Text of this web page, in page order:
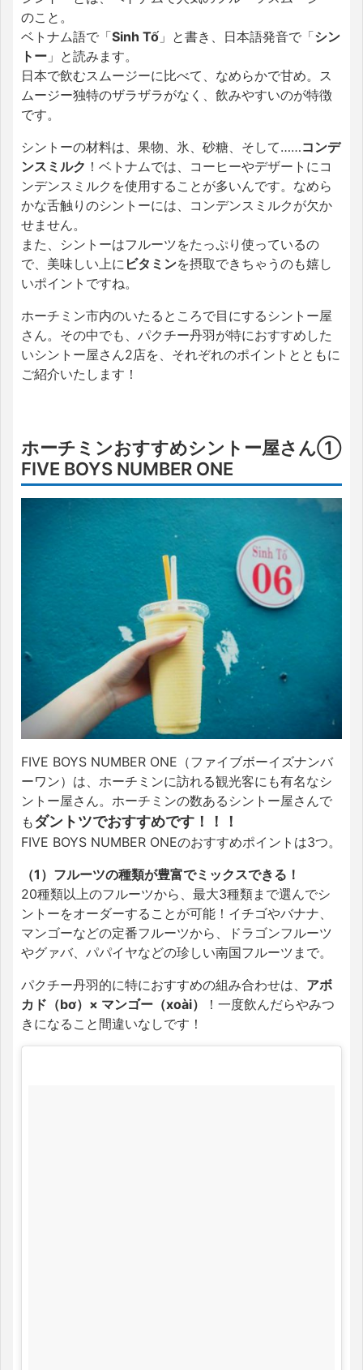
のこと。
ベトナム語で「Sinh Tố 」と書き、日本語発音で「シン
トー 」と読みます。
日本で飲むスムージーに比べて、なめらかで甘め。ス
ムージー独特のザラザラがなく、飲みやすいのが特徴
です。
シントーの材料は、果物、氷、砂糖、そして……コンデ
ンスミルク ！ベトナムでは、コーヒーやデザートにコ
ンデンスミルクを使用することが多いんです。なめら
かな舌触りのシントーには、コンデンスミルクが欠か
せません。
また、シントーはフルーツをたっぷり使っているの
で、美味しい上に ビタミンを摂取できちゃうのも嬉し
いポイントですね。
ホーチミン市内のいたるところで目にするシントー屋
さん。その中でも、パクチー丹羽が特におすすめした
いシントー屋さん2店を、それぞれのポイントとともに
ご紹介いたします！
ホーチミンおすすめシントー屋さん①
FIVE BOYS NUMBER ONE
FIVE BOYS NUMBER ONE（ファイブボーイズナンバ
ーワン）は、ホーチミンに訪れる観光客にも有名なシ
ントー屋さん。ホーチミンの数あるシントー屋さんで
もダントツでおすすめです！！！
FIVE BOYS NUMBER ONEのおすすめポイントは3つ。
（1）フルーツの種類が豊富でミックスできる！
20種類以上のフルーツから、最大3種類まで選んでシ
ントーをオーダーすることが可能！イチゴやバナナ、
マンゴーなどの定番フルーツから、ドラゴンフルーツ
やグァバ、パパイヤなどの珍しい南国フルーツまで。
パクチー丹羽的に特におすすめの組み合わせは、 アボ
カド（bơ）× マンゴー（xoài）
！一度飲んだらやみつ
きになること間違いなしです！